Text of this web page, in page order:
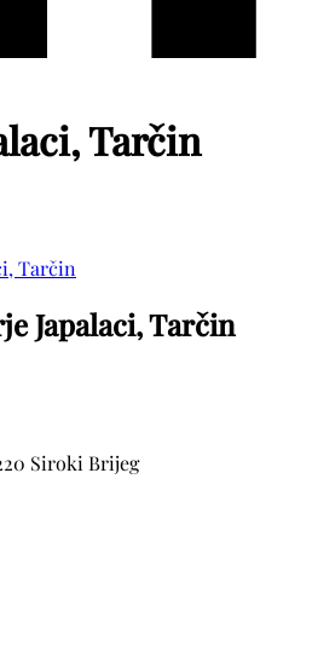
Tarčin
Tarčin
Japalaci, Tarčin
Siroki Brijeg